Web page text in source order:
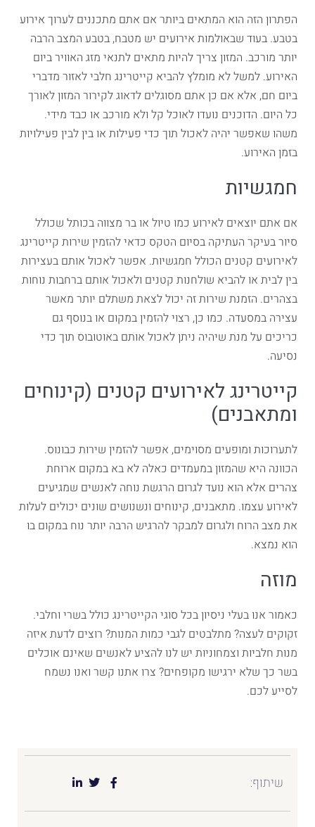
הפתרון הזה הוא המתאים ביותר אם אתם מתכננים לערוך אירוע
בטבע. בעוד שבאולמות אירועים יש מטבח, בטבע המצב הרבה
יותר מורכב. המזון צריך להיות מתאים לתנאי מזג האוויר ביום
האירוע. למשל לא מומלץ להביא קייטרינג חלבי לאזור מדברי
ביום חם, אלא אם כן אתם מסוגלים לדאוג לקירור המזון לאורך
כל היום. הדוכנים נועדו לאוכל קל ולא מורכב או כבד מידי.
משהו שאפשר יהיה לאכול תוך כדי פעילות או בין לבין פעילויות
בזמן האירוע.
חמגשיות
אם אתם יוצאים לאירוע כמו טיול או בר מצווה בכותל שכולל
סיור בעיקר העתיקה בסיום הטקס כדאי להזמין שירות קייטרינג
לאירועים קטנים הכולל חמגשיות. אפשר לאכול אותם בעצירות
בין לבית או להביא שולחנות קטנים ולאכול אותם ברחבות נוחות
בצהרים. הזמנת שירות זה יכול לצאת משתלם יותר מאשר
עצירה במסעדה. כמו כן, רצוי להזמין במקום או בנוסף גם
כריכים על מנת שיהיה ניתן לאכול אותם באוטובוס תוך כדי
נסיעה.
קייטרינג לאירועים קטנים (קינוחים
ומתאבנים)
לתערוכות ומופעים מסוימים, אפשר להזמין שירות כבונוס.
הכוונה היא שהמזון במעמדים כאלה לא בא במקום ארוחת
צהרים אלא הוא נועד לגרום הרגשת נוחה לאנשים שמגיעים
לאירוע עצמו. מתאבנים, קינוחים ונשנושים שונים יכולים לעלות
את מצב הרוח ולגרום למבקר להרגיש הרבה יותר נוח במקום בו
הוא נמצא.
מוזה
כאמור אנו בעלי ניסיון בכל סוגי הקייטרינג כולל בשרי וחלבי.
זקוקים לעצה? מתלבטים לגבי כמות המנות? רוצים לדעת איזה
מנות חלביות וצמחוניות יש לנו להציע לאנשים שאינם אוכלים
בשר כך שלא ירגישו מקופחים? צרו אתנו קשר ואנו נשמח
לסייע לכם.
שיתוף: